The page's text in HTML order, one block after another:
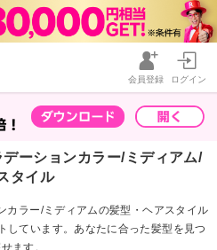
会員登録 ログイン
ーションカラー/ミディアム/
タイル
カラー/ミディアムの髪型・ヘアスタイル
しています。あなたに合った髪型を見つ
ます。